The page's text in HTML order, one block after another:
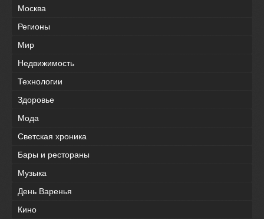
Москва
Регионы
Мир
Недвижимость
Технологии
Здоровье
Мода
Светская хроника
Бары и рестораны
Музыка
День Варенья
Кино